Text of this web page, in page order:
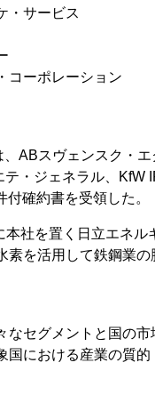
・サービス
コーポレーション
ABスヴェンスク・
・ジェネラル、
確約書を受領した。
社を置く日立エネ
を活用して鉄鋼業
なセグメントと国の
国における産業の質